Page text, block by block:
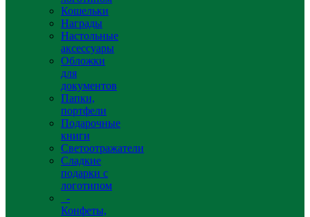
Кошельки
Награды
Настольные
аксессуары
Обложки
для
документов
Папки,
портфели
Подарочные
книги
Светоотражатели
Сладкие
подарки с
логотипом
-
Конфеты,